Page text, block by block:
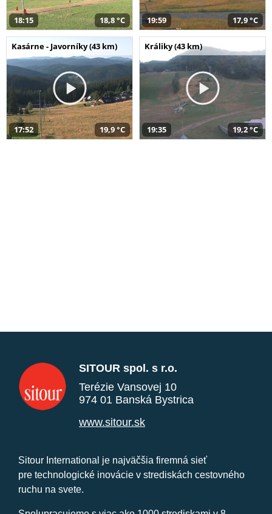
18:15 18,8 °C 19:59 17,9 °C
Kasárne - Javorníky (43 km)
17:52 19,9 °C
Králiky (43 km)
19:35 19,2 °C
SITOUR spol. s r.o.
Terézie Vansovej 10
974 01 Banská Bystrica
www.sitour.sk
Sitour International je najväčšia firemná sieť
pre technologické inovácie v strediskách cestovného
ruchu na svete.